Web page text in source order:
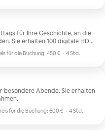
für Ihre Geschichte, an die
Sie erhalten 100 digitale HD-
nachmittags: 200
Preis von 5 %.
für die Buchung: 450 € · 4 Std.
Abende. Sie erhalten
für die Buchung: 600 € · 4 Std.